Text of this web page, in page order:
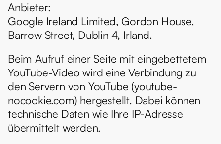
Anbieter:
Google Ireland Limited, Gordon House,
Barrow Street, Dublin 4, Irland.
Beim Aufruf einer Seite mit eingebettetem
YouTube-Video wird eine Verbindung zu
den Servern von YouTube (youtube-
nocookie.com) hergestellt. Dabei können
technische Daten wie Ihre IP-Adresse
übermittelt werden.